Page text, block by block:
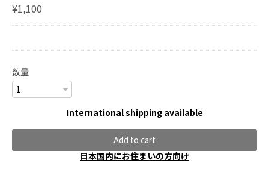
¥1,100
数量
International shipping available
Add to cart
日本国内にお住まいの方向け